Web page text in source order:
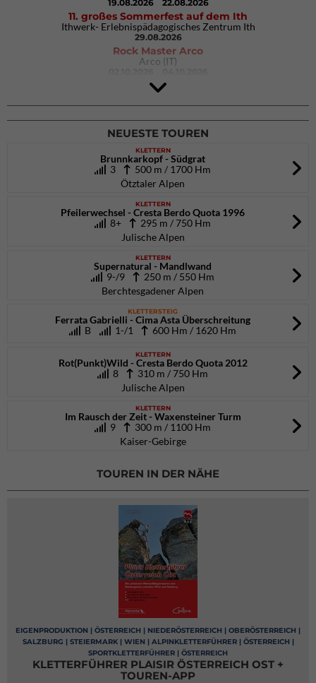
19.08.2026 22.08.2026
11. großes Sommerfest auf dem Ith
Ithwerk- Erlebnispädagogisches Zentrum Ith
29.08.2026
Rock Master Arco
Arco (IT)
9. Eiskletter Festival Osttirol
Eisparkt Osttirol
08.01.202710.01.2027
NEUESTE TOUREN
KLETTERN
Brunnkarkopf - Südgrat
3
500 m / 1700 Hm
Ötztaler Alpen
KLETTERN
Pfeilerwechsel - Cresta Berdo Quota 1996
8+
295 m / 750 Hm
Julische Alpen
KLETTERN
Supernatural - Mandlwand
9-/9
250 m / 550 Hm
Berchtesgadener Alpen
KLETTERSTEIG
Ferrata Gabrielli - Cima Asta Überschreitung
B
1-/1 600 Hm / 1620 Hm
KLETTERN
Rot(Punkt)Wild - Cresta Berdo Quota 2012
8
310 m / 750 Hm
Julische Alpen
KLETTERN
Im Rausch der Zeit - Waxensteiner Turm
9
300 m / 1100 Hm
Kaiser-Gebirge
TOUREN IN DER NÄHE
EIGENPRODUKTION | ÖSTERREICH | NIEDERÖSTERREICH | OBERÖSTERREICH |
SALZBURG | STEIERMARK | WIEN | ALPINKLETTERFÜHRER | ÖSTERREICH |
SPORTKLETTERFÜHRER | ÖSTERREICH
KLETTERFÜHRER PLAISIR ÖSTERREICH OST +
TOUREN-APP